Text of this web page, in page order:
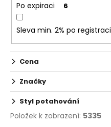
Po expiraci 6
Sleva min. 2% po registraci
Cena
Značky
Styl potahování
Položek k zobrazení: 5335